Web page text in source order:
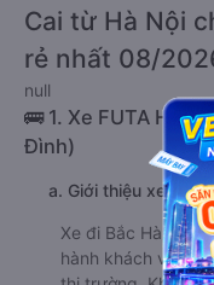
Cai từ Hà Nội
rẻ nhất 08/
null
🚌 1. Xe FUTA HÀ
Đình)
a. Giới thiệu xe
Xe đi Bắc Hà -
hành khách với hệ